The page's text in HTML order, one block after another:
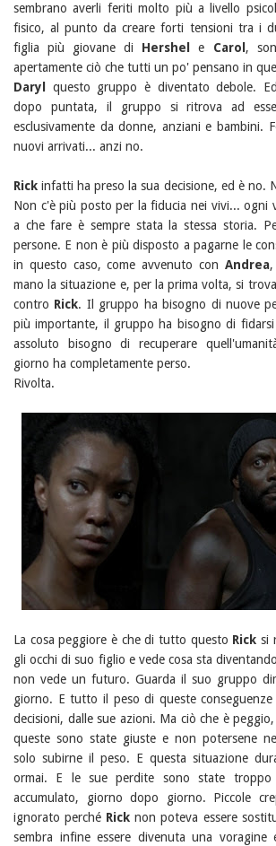
sembrano averli feriti molto più a livello
fisico, al punto da creare forti tensioni tra i
figlia più giovane di Hershel e Carol ,
apertamente ciò che tutti un po' pensano in
Daryl
questo gruppo è diventato debole.
dopo puntata, il gruppo si ritrova ad
esclusivamente da donne, anziani e bambini.
nuovi arrivati... anzi no.
Rick infatti ha preso la sua decisione, ed è no.
Non c'è più posto per la fiducia nei vivi... ogni
a che fare è sempre stata la stessa storia.
persone. E non è più disposto a pagarne le
in questo caso, come avvenuto con Andrea,
mano la situazione e, per la prima volta, si
contro Rick. Il gruppo ha bisogno di nuove
più importante, il gruppo ha bisogno di
assoluto bisogno di recuperare
giorno ha completamente perso.
Rivolta.
La cosa peggiore è che di tutto questo Rick si
gli occhi di suo figlio e vede cosa sta
non vede un futuro. Guarda il suo gruppo
giorno. E tutto il peso di queste
decisioni, dalle sue azioni. Ma ciò che è
queste sono state giuste e non potersene
solo subirne il peso. E questa situazione
ormai. E le sue perdite sono state
accumulato, giorno dopo giorno. Piccole
ignorato perché Rick non poteva essere
sembra infine essere divenuta una